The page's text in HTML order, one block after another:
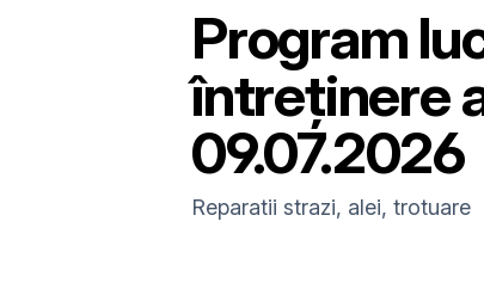
Program
întreținere
09.07.2026
Reparatii strazi, alei, trotuare